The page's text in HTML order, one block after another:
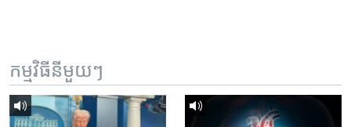
កម្មវិធី​នីមួយៗ